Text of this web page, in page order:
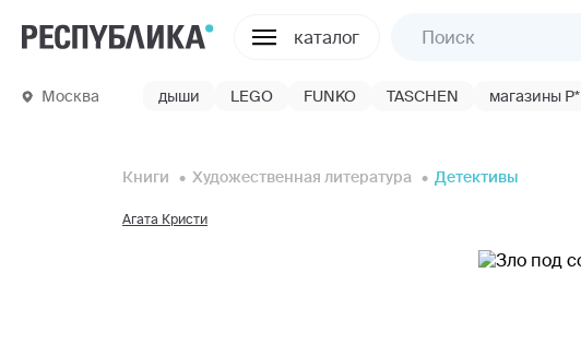
каталог
Москва дыши LEGO FUNKO TASCHEN магазины Р*
Книги Художественная литература Детективы
Агата Кристи